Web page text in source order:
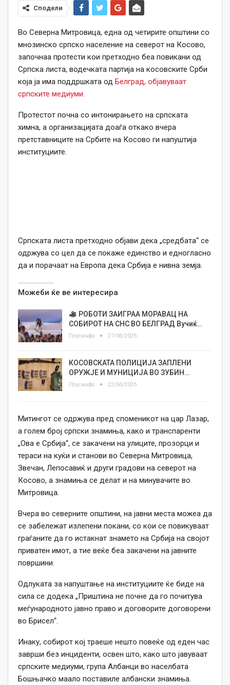
Сподели
Во Северна Митровица, една од четирите општини со
мнозинско српско население на северот на Косово,
започнаа протести кои претходно беа повикани од
Српска листа, водечката партија на косовските Срби
која ја има поддршката од Белград, објавуваат
српските медиуми.
Протестот почна со интонирањето на српската
химна, а организацијата доаѓа откако вчера
претставниците на Србите на Косово ги напуштија
институциите.
Српската листа претходно објави дека „средбата“ се
одржува со цел да се покаже единство и едногласно
да и порачаат на Европа дека Србија е нивна земја.
Можеби ќе ве интересира
РОБОТИ ЗАИГРАА МОРАВАЦ НА
СОБИРОТ НА СНС ВО БЕЛГРАД Вучиќ…
Плусинфо 27/06/2026
КОСОВСКАТА ПОЛИЦИЈА ЗАПЛЕНИ
ОРУЖЈЕ И МУНИЦИЈА ВО ЗУБИН…
Плусинфо 22/06/2026
Митингот се одржува пред споменикот на цар Лазар,
а голем број српски знамиња, како и транспаренти
„Ова е Србија“, се закачени на улиците, прозорци и
тераси на куќи и станови во Северна Митровица,
Звечан, Лепосавиќ и други градови на северот на
Косово, а знамиња се делат и на минувачите во
Митровица.
Вчера во северните општини, на јавни места можеа да
се забележат излепени покани, со кои се повикуваат
граѓаните да го истакнат знамето на Србија на својот
приватен имот, а тие веќе беа закачени на јавните
површини.
Одлуката за напуштање на институциите ќе биде на
сила се додека „Приштина не почне да го почитува
меѓународното јавно право и договорите договорени
во Брисел“.
Инаку, собирот кој траеше нешто повеќе од еден час
заврши без инциденти, освен што, како што јавуваат
српските медиуми, група Албанци во населбата
Бошњачко маало поставиле албански знамиња.